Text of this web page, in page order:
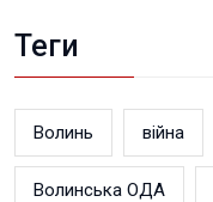
Теги
Волинь війна
Волинська ОДА